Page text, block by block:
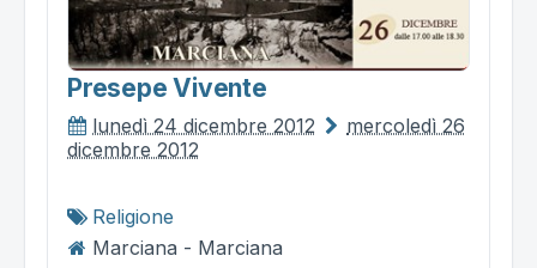
Presepe Vivente
lunedì 24 dicembre 2012
mercoledì 26
dicembre 2012
Religione
Marciana - Marciana